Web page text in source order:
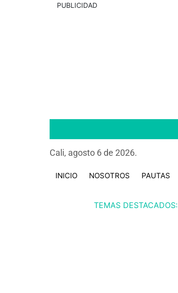
PUBLICIDAD
Cali, agosto 6 de 2026.
INICIO NOSOTROS PAUTAS
TEMAS DESTACADOS: